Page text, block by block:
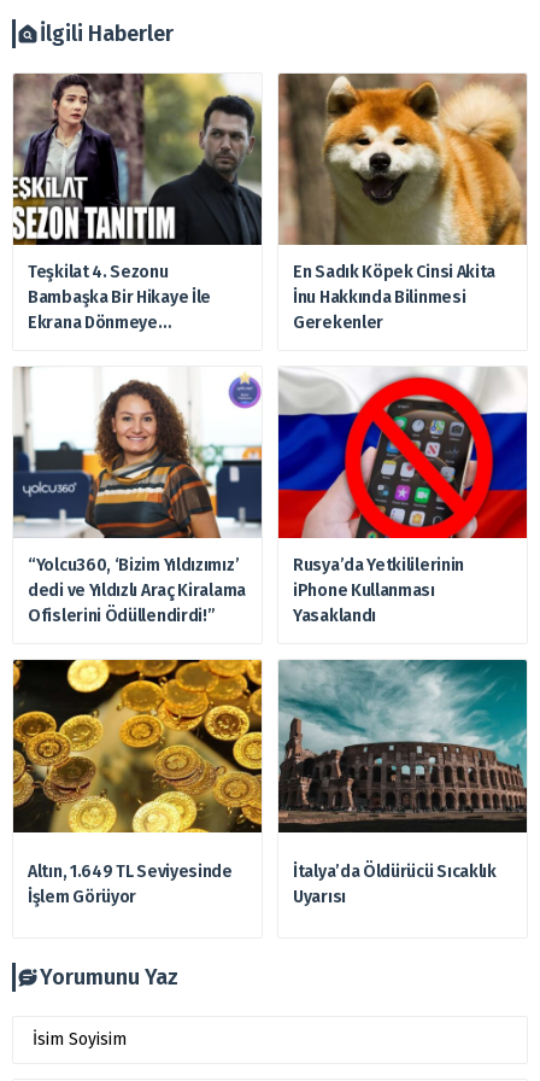
zararlardan, arztakvimi.com.tr sorumlu tutulamaz.
İlgili Haberler
Teşkilat 4. Sezonu
Bambaşka Bir Hikaye İle
Ekrana Dönmeye
En Sadık Köpek Cinsi Akita
İnu Hakkında Bilinmesi
Gerekenler
“Yolcu360, ‘Bizim Yıldızımız’
dedi ve Yıldızlı Araç Kiralama
Ofislerini Ödüllendirdi!”
Rusya’da Yetkililerinin
iPhone Kullanması
Yasaklandı
Altın, 1.649 TL Seviyesinde
İşlem Görüyor
İtalya’da Öldürücü Sıcaklık
Uyarısı
Yorumunu Yaz